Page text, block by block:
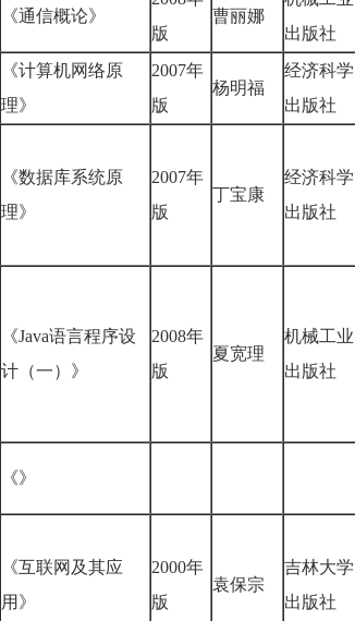
《通信概论》
版
曹丽娜
出版社
《计算机网络原
理》
2007年
版
杨明福
经济科学
出版社
《数据库系统原
理》
2007年
版
丁宝康
经济科学
出版社
《Java语言程序设
计（一）》
2008年
版
夏宽理
机械工业
出版社
《》
《互联网及其应
用》
2000年
版
袁保宗
吉林大学
出版社